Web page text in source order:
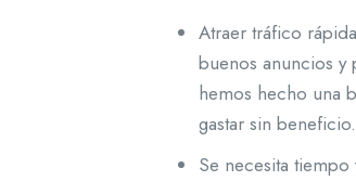
Atraer tráfico
buenos anuncios y
hemos hecho una
gastar sin beneficio.
Se necesita